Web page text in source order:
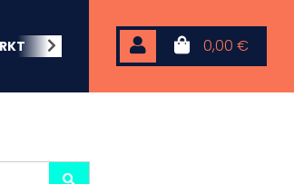
0,00 €
BEACHWEAR NEOPREN